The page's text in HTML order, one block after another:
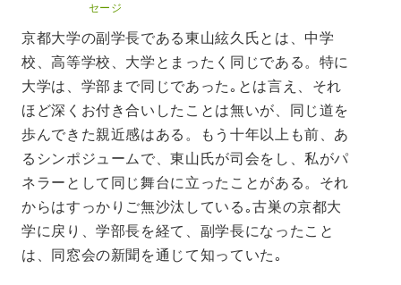
セージ
京都大学の副学長である東山絃久氏とは、中学
校、高等学校、大学とまったく同じである。特に
大学は、学部まで同じであった｡とは言え、それ
ほど深くお付き合いしたことは無いが、同じ道を
歩んできた親近感はある。もう十年以上も前、あ
るシンポジュームで、東山氏が司会をし、私がパ
ネラーとして同じ舞台に立ったことがある。それ
からはすっかりご無沙汰している｡古巣の京都大
学に戻り、学部長を経て、副学長になったこと
は、同窓会の新聞を通じて知っていた｡